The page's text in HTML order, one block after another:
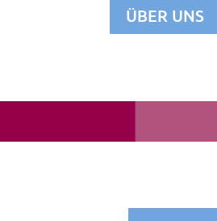
ÜBER UNS